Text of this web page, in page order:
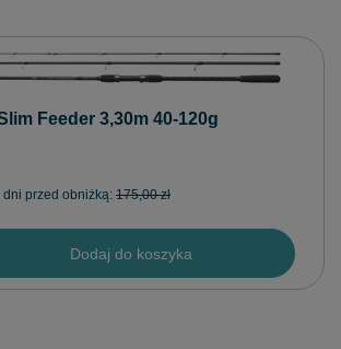
Feeder 3,30m 40-120g
przed obniżką: 175,00 zł
Dodaj do koszyka